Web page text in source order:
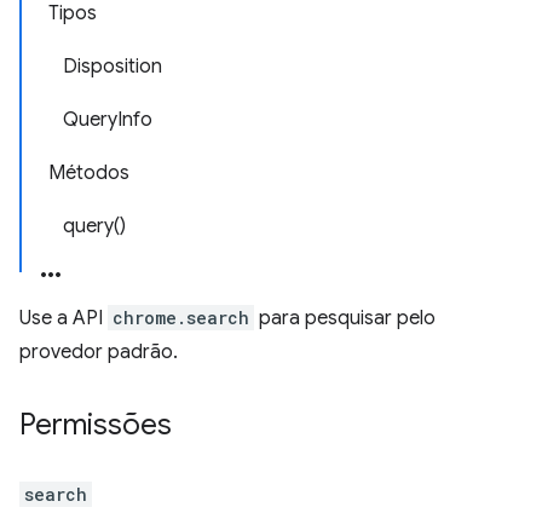
Tipos
Disposition
QueryInfo
Métodos
query()
Use a API chrome.search para pesquisar pelo
provedor padrão.
Permissões
search